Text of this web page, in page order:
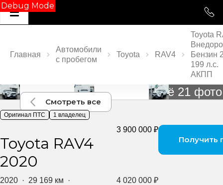
Debug Mode
Главная
Автомобили
с пробегом
Toyota RAV4
Toyota
Бензин
199 л.с.
АКПП
Ещё 21 фото
Смотреть все
Оригинал ПТС 1 владелец
Toyota RAV4
2020
3 900 000 ₽
2020 · 29 169 км ·
4 020 000 ₽
Получить